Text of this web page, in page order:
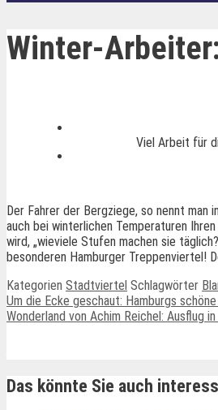
Winter-
Viel Arbeit für
Der Fahrer der Bergziege, so nennt man
auch bei winterlichen Temperaturen
wird, „wieviele Stufen machen sie
besonderen Hamburger Treppenviertel!
Kategorien Stadtviertel Schlagwörter
Um die Ecke geschaut: Hamburgs
Wonderland von Achim Reichel: Ausflug
Das könnte Sie auch